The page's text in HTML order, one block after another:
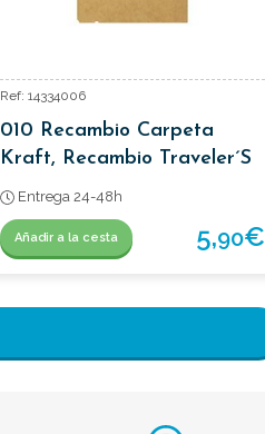
Ref: 14334006
010 Recambio Carpeta
Kraft, Recambio Traveler´s
Passaporte.
Entrega 24-48h
Añadir a la cesta 5,90€